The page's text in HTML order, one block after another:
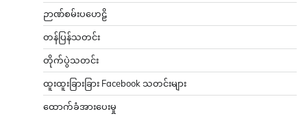
ဉာဏ်စမ်းပဟေဠိ
တန်ပြန်သတင်း
တိုက်ပွဲသတင်း
ထူးထူးခြားခြား Facebook သတင်းများ
ထောက်ခံအားပေးမှု